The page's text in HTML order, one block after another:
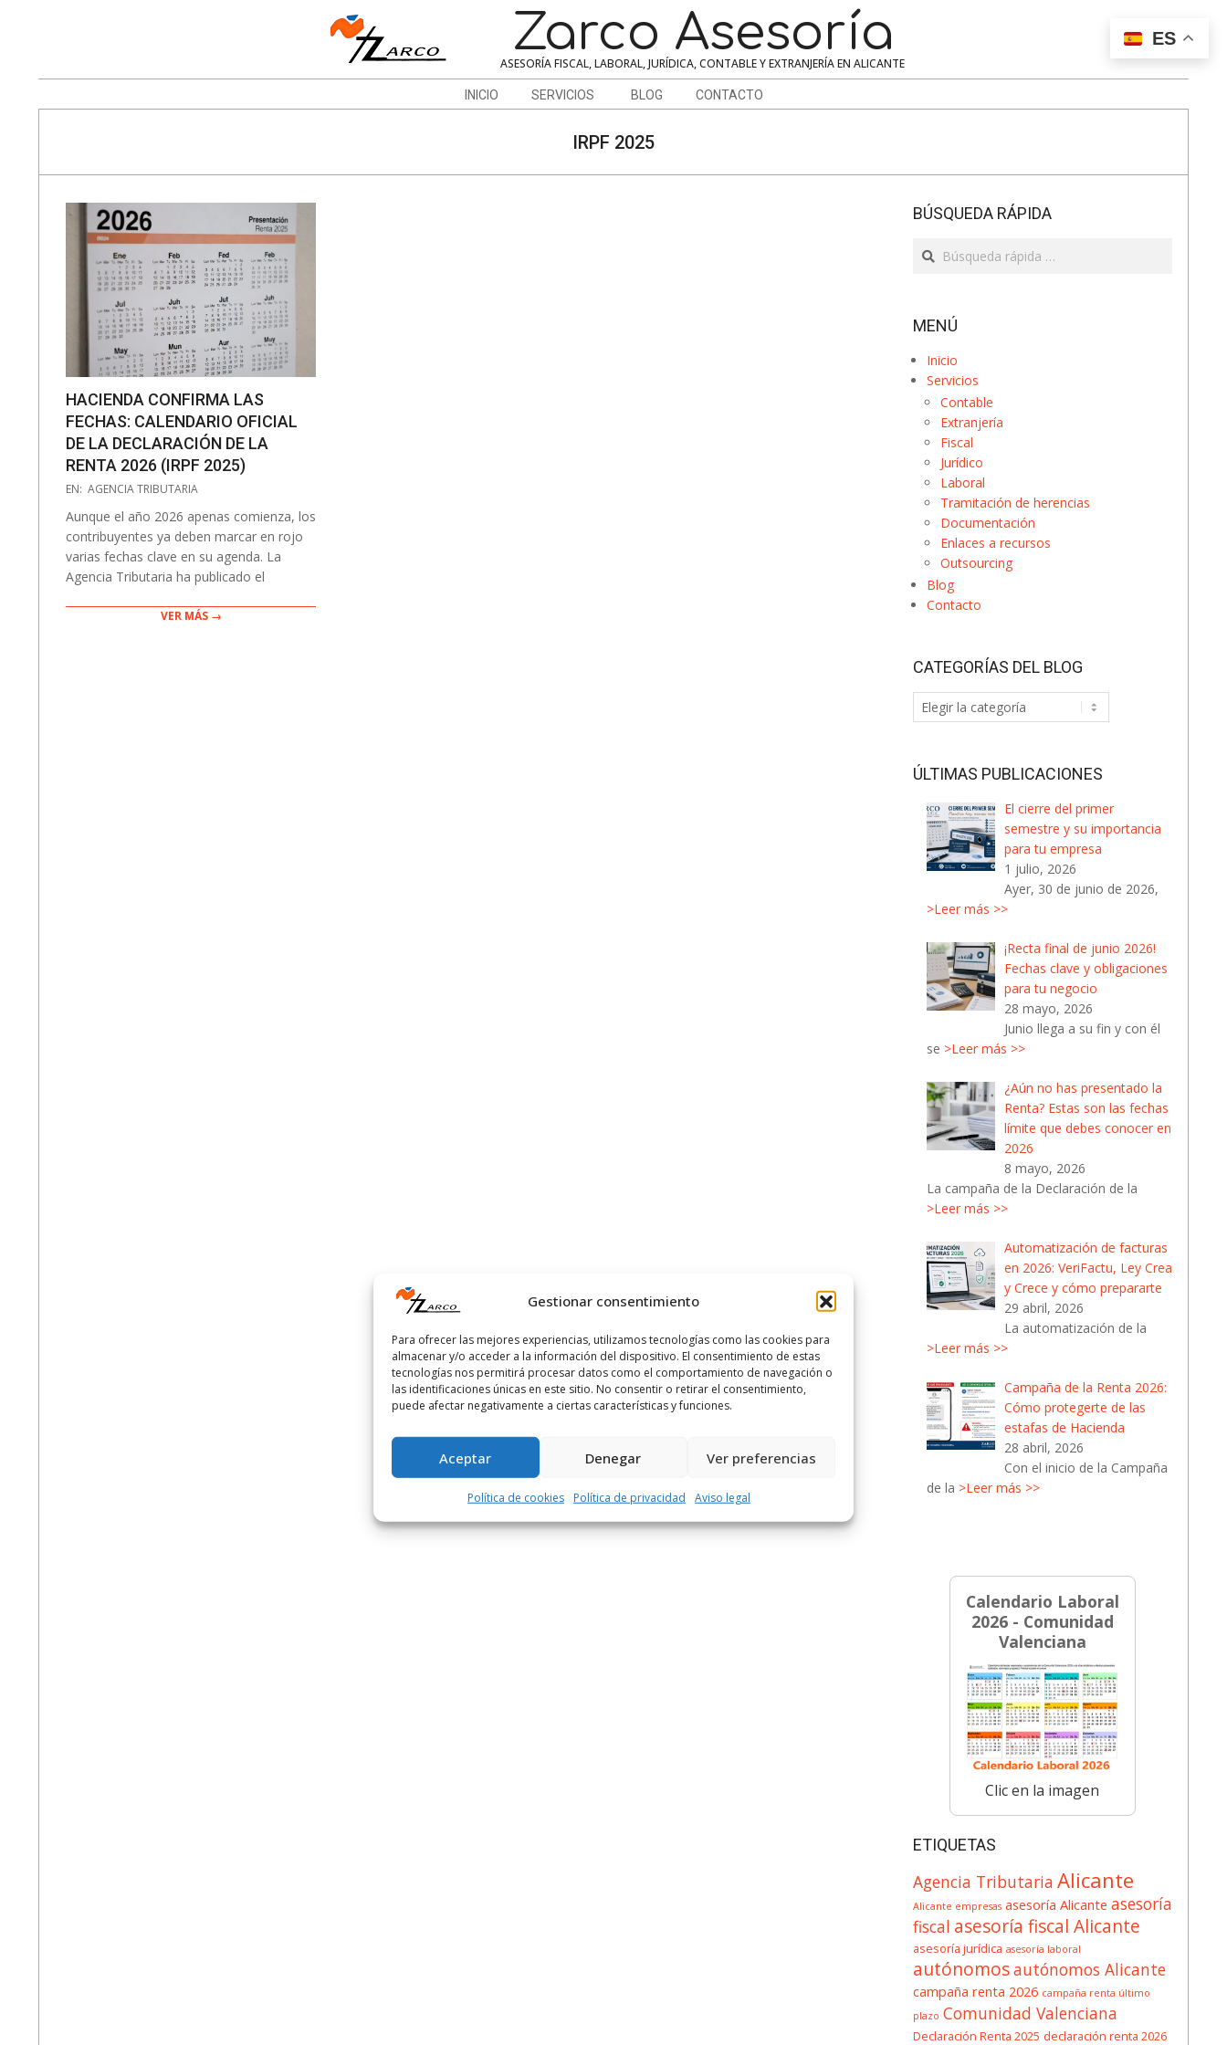
Gestionar consentimiento
Para ofrecer las mejores experiencias, utilizamos tecnologías como las cookies para
almacenar y/o acceder a la información del dispositivo. El consentimiento de estas
tecnologías nos permitirá procesar datos como el comportamiento de navegación o
las identificaciones únicas en este sitio. No consentir o retirar el consentimiento,
puede afectar negativamente a ciertas características y funciones.
Aceptar Denegar Ver preferencias
Política de cookies Política de privacidad Aviso legal
Zarco Asesoría
ASESORÍA FISCAL, LABORAL, JURÍDICA, CONTABLE Y EXTRANJERÍA EN ALICANTE
Search
Menu
INICIO SERVICIOS BLOG CONTACTO
IRPF 2025
HACIENDA CONFIRMA LAS
FECHAS: CALENDARIO OFICIAL
DE LA DECLARACIÓN DE LA
RENTA 2026 (IRPF 2025)
2026-
10
EN: AGENCIA TRIBUTARIA
Aunque el año 2026 apenas comienza, los
contribuyentes ya deben marcar en rojo
varias fechas clave en su agenda. La
Agencia Tributaria ha publicado el
VER MÁS →
BÚSQUEDA RÁPIDA
Search
MENÚ
Inicio
Servicios
Contable
Extranjería
Fiscal
Jurídico
Laboral
Tramitación de herencias
Documentación
Enlaces a recursos
Outsourcing
Blog
Contacto
CATEGORÍAS DEL BLOG
Categorías
del
ÚLTIMAS PUBLICACIONES
El cierre del primer
semestre y su importancia
para tu empresa
1 julio, 2026
Ayer, 30 de junio de 2026,
>Leer más >>
¡Recta final de junio 2026!
Fechas clave y obligaciones
para tu negocio
28 mayo, 2026
Junio llega a su fin y con él
se >Leer más >>
¿Aún no has presentado la
Renta? Estas son las fechas
límite que debes conocer en
2026
8 mayo, 2026
La campaña de la Declaración de la
>Leer más >>
Automatización de facturas
en 2026: VeriFactu, Ley Crea
y Crece y cómo prepararte
29 abril, 2026
La automatización de la
>Leer más >>
Campaña de la Renta 2026:
Cómo protegerte de las
estafas de Hacienda
28 abril, 2026
Con el inicio de la Campaña
de la >Leer más >>
Calendario Laboral
2026 - Comunidad
Valenciana
Clic en la imagen
ETIQUETAS
Agencia Tributaria Alicante
Alicante empresas asesoría Alicante asesoría
fiscal asesoría fiscal Alicante
asesoría jurídica asesoría laboral
autónomosautónomos Alicante
campaña renta 2026 campaña renta último
plazo Comunidad Valenciana
Declaración Renta 2025 declaración renta 2026
ES